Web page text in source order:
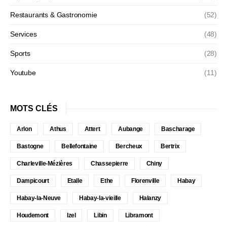
Restaurants & Gastronomie (52)
Services (48)
Sports (28)
Youtube (11)
MOTS CLÉS
Arlon Athus Attert Aubange Bascharage
Bastogne Bellefontaine Bercheux Bertrix
Charleville-Mézières Chassepierre Chiny
Dampicourt Etalle Ethe Florenville Habay
Habay-la-Neuve Habay-la-vieille Halanzy
Houdemont Izel Libin Libramont